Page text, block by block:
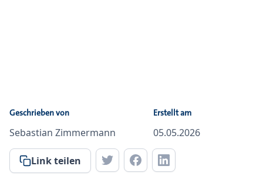
Geschrieben von
Sebastian Zimmermann
Erstellt am
05.05.2026
Link teilen